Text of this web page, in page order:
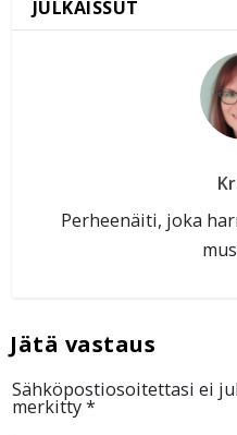
Perheenäiti, joka
Sähköpostiosoitettasi ei
merkitty*